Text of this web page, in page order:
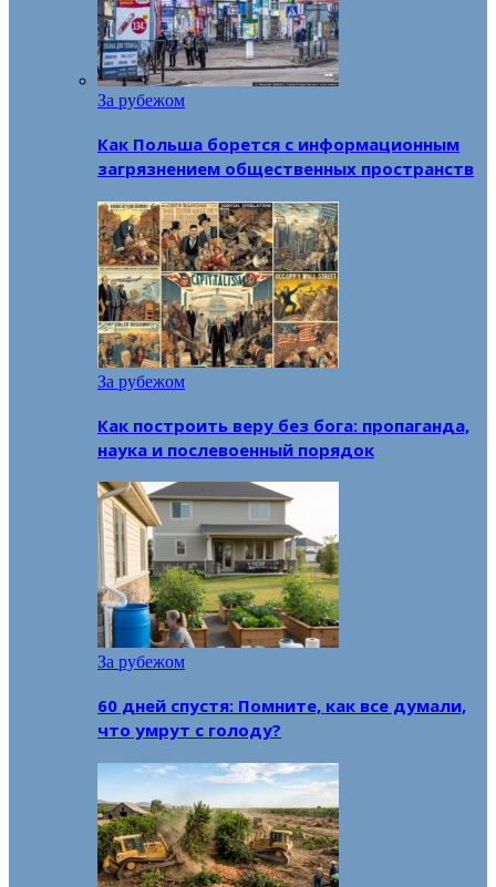
За рубежом
Как Польша борется с информационным
загрязнением общественных пространств
За рубежом
Как построить веру без бога: пропаганда,
наука и послевоенный порядок
За рубежом
60 дней спустя: Помните, как все думали,
что умрут с голоду?